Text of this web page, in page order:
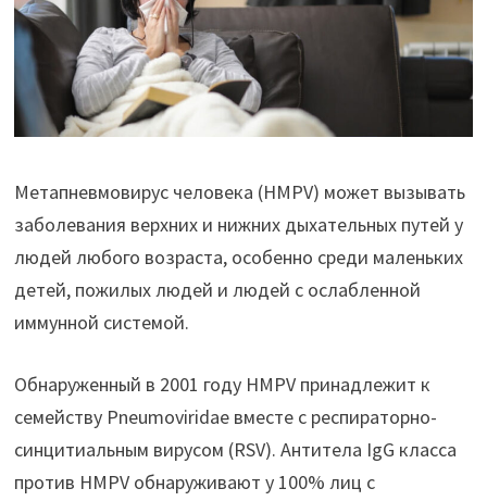
Метапневмовирус человека (HMPV) может вызывать
заболевания верхних и нижних дыхательных путей у
людей любого возраста, особенно среди маленьких
детей, пожилых людей и людей с ослабленной
иммунной системой.
Обнаруженный в 2001 году HMPV принадлежит к
семейству Pneumoviridae вместе с респираторно-
синцитиальным вирусом (RSV). Антитела IgG класса
против HMPV обнаруживают у 100% лиц с